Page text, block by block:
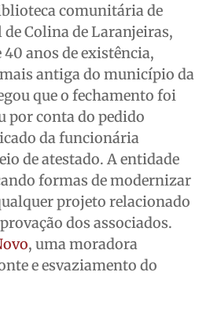
comunitária de
de Colina de Laranjeiras,
anos de existência,
antiga do município da
que o fechamento foi
por conta do pedido
da funcionária
de atestado. A entidade
formas de modernizar
projeto relacionado
dos associados.
, uma moradora
e esvaziamento do